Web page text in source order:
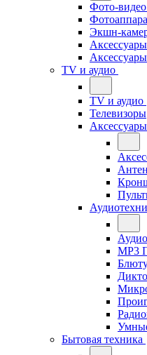
Фото-видео
Экшн-
TV и аудио
TV и аудио
Телевизоры
MP3
Бытовая техника